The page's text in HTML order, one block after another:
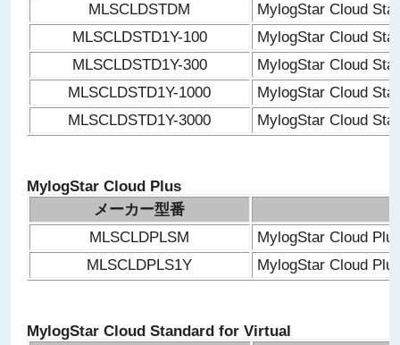
MLSCLDSTDM
MylogStar Cloud
MLSCLDSTD1Y-100
MylogStar Cloud
MLSCLDSTD1Y-300
MylogStar Cloud
MLSCLDSTD1Y-1000
MylogStar Cloud
MLSCLDSTD1Y-3000
MylogStar Cloud
MylogStar Cloud Plus
メーカー型番
MLSCLDPLSM
MylogStar Cloud
MLSCLDPLS1Y
MylogStar Cloud
MylogStar Cloud Standard for Virtual